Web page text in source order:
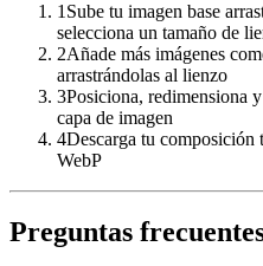
1 Sube tu imagen base
selecciona un tamaño de
2Añade más imágenes
arrastrándolas al lienzo
3Posiciona, redimensiona
capa de imagen
4Descarga tu
WebP
Preguntas